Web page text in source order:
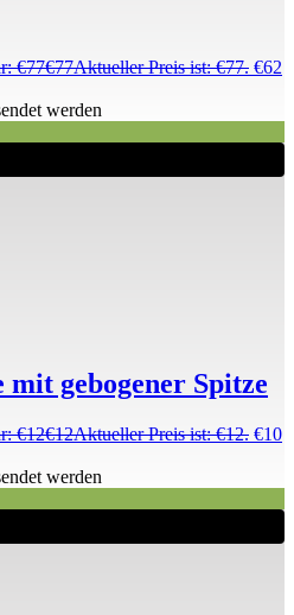
€77€77Aktueller Preis ist: €77. €62
werden
mit gebogener Spitze
€12€12Aktueller Preis ist: €12. €10
werden